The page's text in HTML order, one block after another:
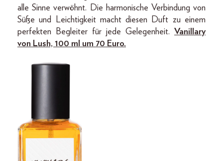
alle Sinne verwöhnt. Die harmonische Verbindung von
Süße und Leichtigkeit macht diesen Duft zu einem
perfekten Begleiter für jede Gelegenheit. Vanillary
von Lush, 100 ml um 70 Euro.